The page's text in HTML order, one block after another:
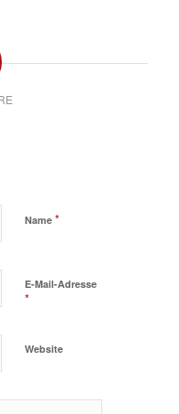
Name *
E-Mail-Adresse
*
Website